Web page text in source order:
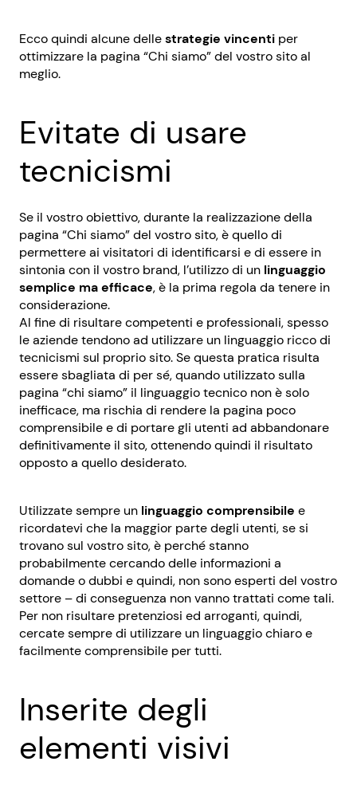
Ecco quindi alcune dellestrategie vincenti per
ottimizzare la pagina “Chi siamo” del vostro sito al
meglio.
Evitate di usare
tecnicismi
Se il vostro obiettivo, durante la realizzazione della
pagina “Chi siamo” del vostro sito, è quello di
permettere ai visitatori di identificarsi e di essere in
sintonia con il vostro brand, l’utilizzo di un linguaggio
semplice ma efficace, è la prima regola da tenere in
considerazione.
Al fine di risultare competenti e professionali, spesso
le aziende tendono ad utilizzare un linguaggio ricco di
tecnicismi sul proprio sito. Se questa pratica risulta
essere sbagliata di per sé, quando utilizzato sulla
pagina “chi siamo” il linguaggio tecnico non è solo
inefficace, ma rischia di rendere la pagina poco
comprensibile e di portare gli utenti ad abbandonare
definitivamente il sito, ottenendo quindi il risultato
opposto a quello desiderato.
Utilizzate sempre un linguaggio comprensibile e
ricordatevi che la maggior parte degli utenti, se si
trovano sul vostro sito, è perché stanno
probabilmente cercando delle informazioni a
domande o dubbi e quindi, non sono esperti del vostro
settore – di conseguenza non vanno trattati come tali.
Per non risultare pretenziosi ed arroganti, quindi,
cercate sempre di utilizzare un linguaggio chiaro e
facilmente comprensibile per tutti.
Inserite degli
elementi visivi